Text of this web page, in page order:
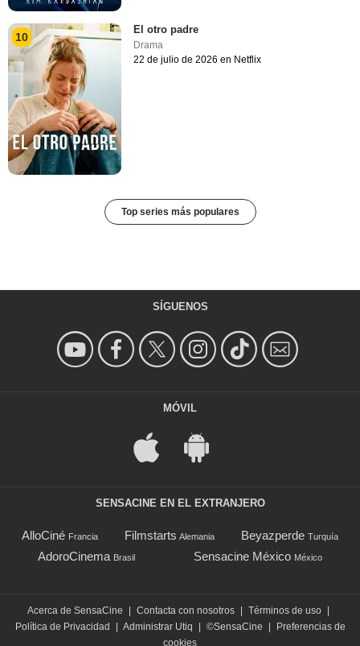
10
El otro padre
Drama
22 de julio de 2026 en Netflix
Top series más populares
SÍGUENOS
MÓVIL
SENSACINE EN EL EXTRANJERO
AlloCiné Francia Filmstarts Alemania Beyazperde Turquía
AdoroCinema Brasil Sensacine México México
Acerca de SensaCine Contacta con nosotros Términos de uso
Política de Privacidad
Administrar Utiq ©SensaCine
Preferencias de
cookies